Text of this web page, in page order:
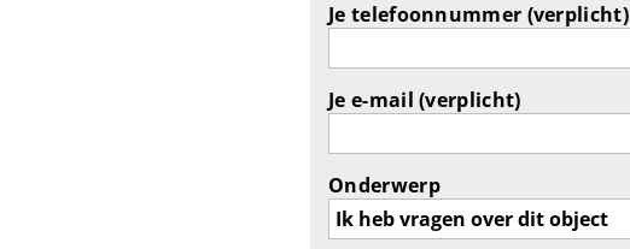
Je telefoonnummer (verplicht)
Je e-mail (verplicht)
Onderwerp